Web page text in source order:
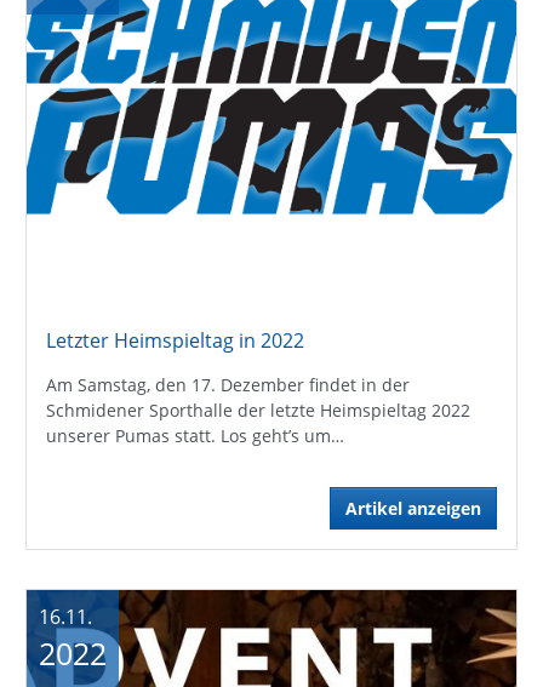
Letzter Heimspieltag in 2022
Am Samstag, den 17. Dezember findet in der
Schmidener Sporthalle der letzte Heimspieltag 2022
unserer Pumas statt. Los geht’s um…
Artikel anzeigen
16.11.
2022